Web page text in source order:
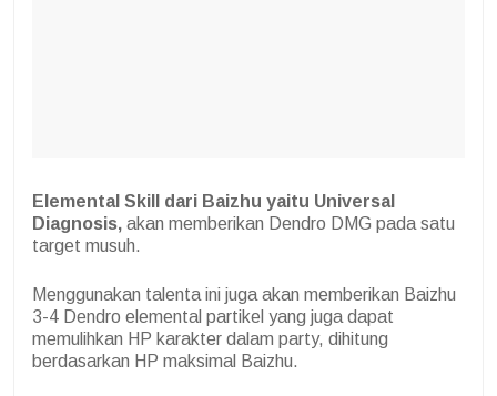
Elemental Skill dari Baizhu yaitu Universal
Diagnosis, akan memberikan Dendro DMG pada satu
target musuh.
Menggunakan talenta ini juga akan memberikan Baizhu
3-4 Dendro elemental partikel yang juga dapat
memulihkan HP karakter dalam party, dihitung
berdasarkan HP maksimal Baizhu.